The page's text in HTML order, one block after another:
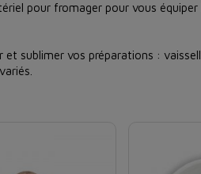
pour fromager pour vous
sublimer vos préparations :